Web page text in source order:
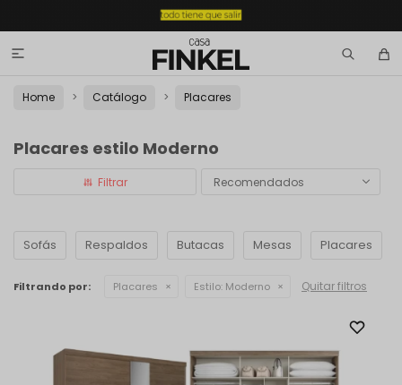

Home Catálogo Placares
Placares estilo Moderno
Recomendados
Sofás Respaldos Butacas Mesas Placares
Filtrando por: Placares Estilo: Moderno Quitar filtros